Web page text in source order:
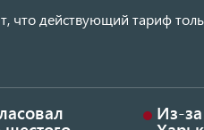
что действующий тариф
Из-